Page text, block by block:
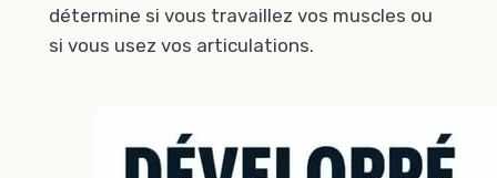
détermine si vous travaillez vos muscles ou
si vous usez vos articulations.